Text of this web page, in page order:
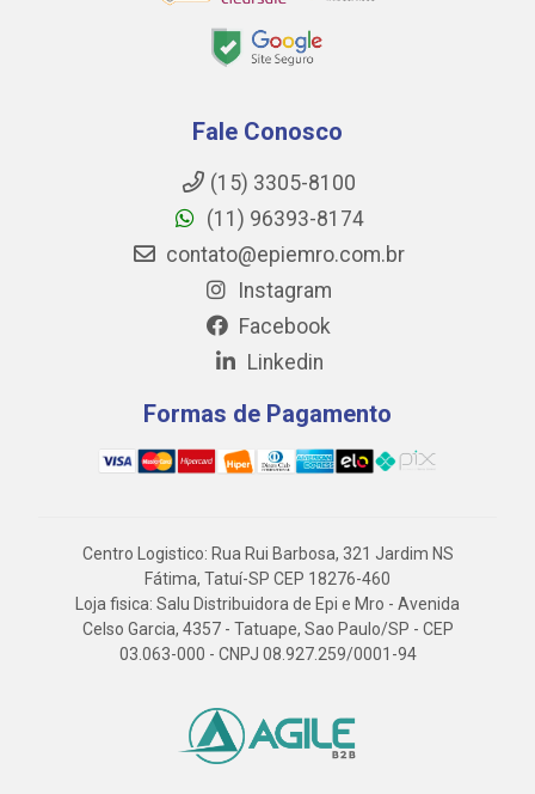
Fale Conosco
(15) 3305-8100
(11) 96393-8174
contato@epiemro.com.br
Instagram
Facebook
Linkedin
Formas de Pagamento
Centro Logistico: Rua Rui Barbosa, 321 Jardim NS
Fátima, Tatuí-SP CEP 18276-460
Loja fisica: Salu Distribuidora de Epi e Mro - Avenida
Celso Garcia, 4357 - Tatuape, Sao Paulo/SP - CEP
03.063-000 - CNPJ 08.927.259/0001-94